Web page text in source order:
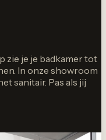
zie je je badkamer tot
In onze showroom
sanitair. Pas als jij